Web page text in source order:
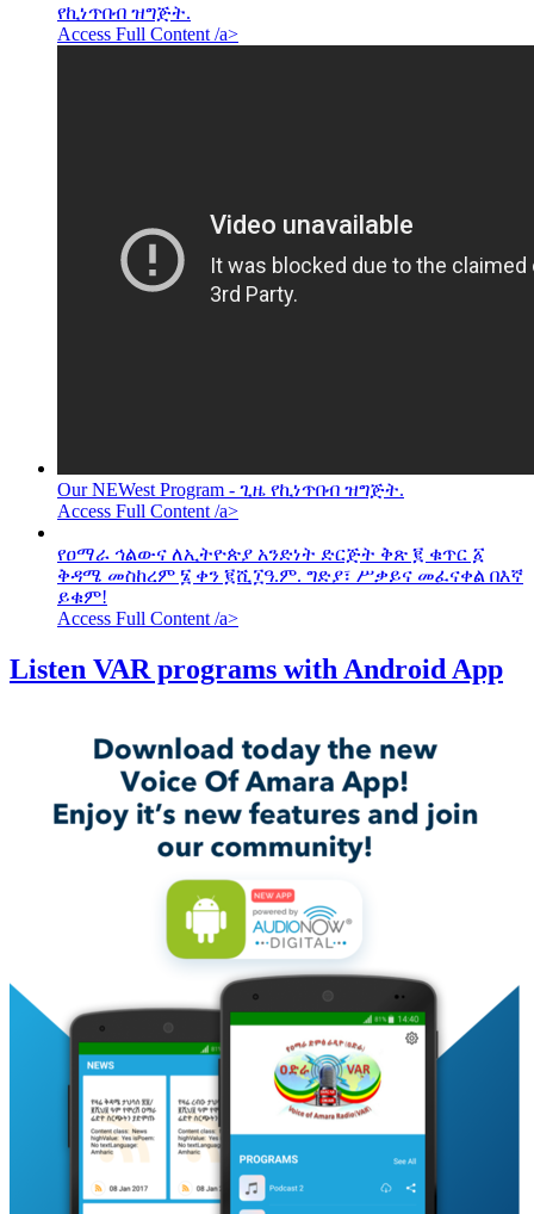
የኪነጥበብ ዝግጅት.
Access Full Content /a>
Our NEWest Program - ጊዜ የኪነጥበብ ዝግጅት.
Access Full Content /a>
የዐማራ ኅልውና ለኢትዮጵያ አንድነት ድርጅት ቅጽ ፪ ቁጥር ፩
ቅዳሜ መስከረም ፮ ቀን ፪ሺ፲ዓ.ም. ግድያ፣ ሥቃይና መፈናቀል በእኛ
ይቁም!
Access Full Content /a>
Listen VAR programs with Android App